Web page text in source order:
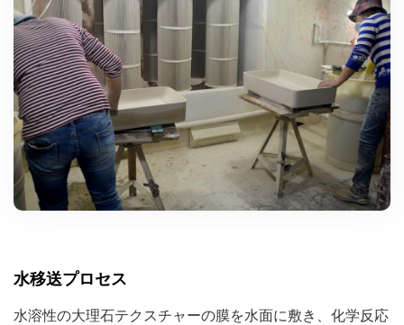
水移送プロセス
水溶性の大理石テクスチャーの膜を水面に敷き、化学反応